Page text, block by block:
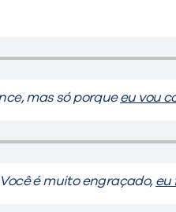
mas só porqueeu vou
Você é muito engraçado, eu